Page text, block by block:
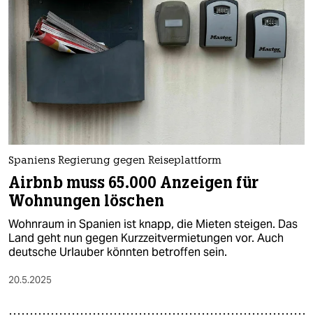
Spaniens Regierung gegen Reiseplattform
Airbnb muss 65.000 Anzeigen für
Wohnungen löschen
Wohnraum in Spanien ist knapp, die Mieten steigen. Das
Land geht nun gegen Kurzzeitvermietungen vor. Auch
deutsche Urlauber könnten betroffen sein.
20.5.2025